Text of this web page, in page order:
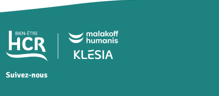
Pied de page HCR Bien-Être
Suivez-nous